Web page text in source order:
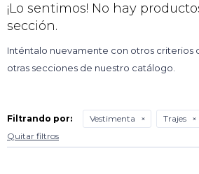
¡Lo sentimos! No hay
sección.
Inténtalo nuevamente con otros criterios
otras secciones de nuestro catálogo.
Filtrando por: Vestimenta Trajes
Quitar filtros